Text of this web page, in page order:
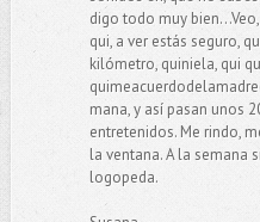
digo todo muy
qui, a ver estás seguro,
kilómetro, quiniela, qui
mana, y así pasan unos
entretenidos. Me rindo,
la ventana. A la semana
logopeda.